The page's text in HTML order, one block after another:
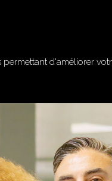
d'améliorer